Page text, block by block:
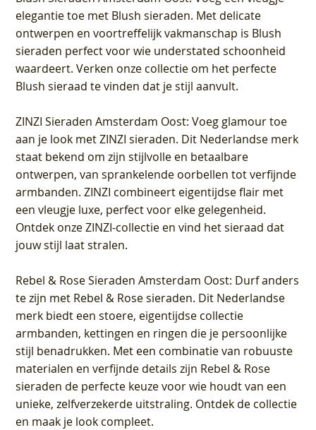
elegantie toe met Blush sieraden. Met delicate
ontwerpen en voortreffelijk vakmanschap is Blush
sieraden perfect voor wie understated schoonheid
waardeert. Verken onze collectie om het perfecte
Blush sieraad te vinden dat je stijl aanvult.
ZINZI Sieraden Amsterdam Oost: Voeg glamour toe
aan je look met ZINZI sieraden. Dit Nederlandse merk
staat bekend om zijn stijlvolle en betaalbare
ontwerpen, van sprankelende oorbellen tot verfijnde
armbanden. ZINZI combineert eigentijdse flair met
een vleugje luxe, perfect voor elke gelegenheid.
Ontdek onze ZINZI-collectie en vind het sieraad dat
jouw stijl laat stralen.
Rebel & Rose Sieraden Amsterdam Oost: Durf anders
te zijn met Rebel & Rose sieraden. Dit Nederlandse
merk biedt een stoere, eigentijdse collectie
armbanden, kettingen en ringen die je persoonlijke
stijl benadrukken. Met een combinatie van robuuste
materialen en verfijnde details zijn Rebel & Rose
sieraden de perfecte keuze voor wie houdt van een
unieke, zelfverzekerde uitstraling. Ontdek de collectie
en maak je look compleet.